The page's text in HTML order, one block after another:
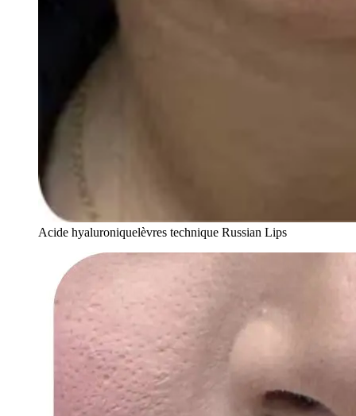
Acide hyaluroniquelèvres technique Russian Lips